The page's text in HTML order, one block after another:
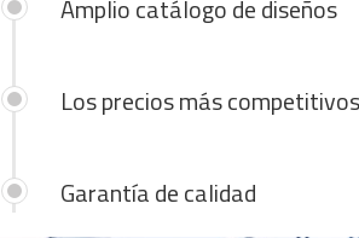
Amplio catálogo de diseños
Los precios más competitivos
Garantía de calidad